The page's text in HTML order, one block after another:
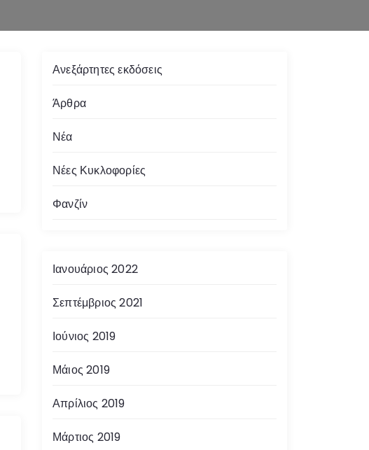
Ανεξάρτητες εκδόσεις
Άρθρα
Νέα
Νέες Κυκλοφορίες
Φανζίν
Ιανουάριος 2022
Σεπτέμβριος 2021
Ιούνιος 2019
Μάιος 2019
Απρίλιος 2019
Μάρτιος 2019